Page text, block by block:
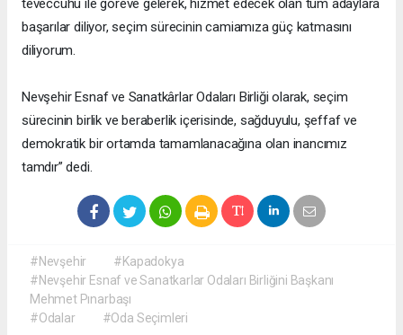
teveccühü ile göreve gelerek, hizmet edecek olan tüm adaylara
başarılar diliyor, seçim sürecinin camiamıza güç katmasını
diliyorum.
Nevşehir Esnaf ve Sanatkârlar Odaları Birliği olarak, seçim
sürecinin birlik ve beraberlik içerisinde, sağduyulu, şeffaf ve
demokratik bir ortamda tamamlanacağına olan inancımız
tamdır” dedi.
#Nevşehir
#Kapadokya
#Nevşehir Esnaf ve Sanatkarlar Odaları Birliğini Başkanı
Mehmet Pınarbaşı
#Odalar
#Oda Seçimleri